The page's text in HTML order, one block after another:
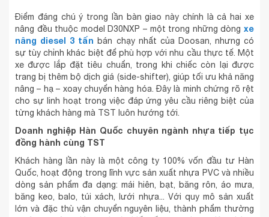
Điểm đáng chú ý trong lần bàn giao này chính là cả hai xe
nâng đều thuộc model D30NXP – một trong những dòng xe
nâng diesel 3 tấn bán chạy nhất của Doosan, nhưng có
sự tùy chỉnh khác biệt để phù hợp với nhu cầu thực tế. Một
xe được lắp đặt tiêu chuẩn, trong khi chiếc còn lại được
trang bị thêm bộ dịch giá (side-shifter), giúp tối ưu khả năng
nâng – hạ – xoay chuyển hàng hóa. Đây là minh chứng rõ rệt
cho sự linh hoạt trong việc đáp ứng yêu cầu riêng biệt của
từng khách hàng mà TST luôn hướng tới.
Doanh nghiệp Hàn Quốc chuyên ngành nhựa tiếp tục
đồng hành cùng TST
Khách hàng lần này là một công ty 100% vốn đầu tư Hàn
Quốc, hoạt động trong lĩnh vực sản xuất nhựa PVC và nhiều
dòng sản phẩm đa dạng: mái hiên, bạt, băng rôn, áo mưa,
băng keo, balo, túi xách, lưới nhựa... Với quy mô sản xuất
lớn và đặc thù vận chuyển nguyên liệu, thành phẩm thường